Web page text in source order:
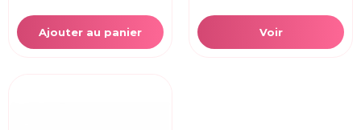
Ajouter au panier Voir